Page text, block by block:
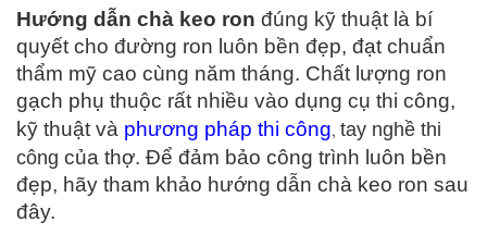
Hướng dẫn chà keo ron đúng kỹ thuật là bí
quyết cho đường ron luôn bền đẹp, đạt chuẩn
thẩm mỹ cao cùng năm tháng. Chất lượng ron
gạch phụ thuộc rất nhiều vào dụng cụ thi công,
kỹ thuật và phương pháp thi công, tay nghề thi
công của thợ. Để đảm bảo công trình luôn bền
đẹp, hãy tham khảo hướng dẫn chà keo ron sau
đây.